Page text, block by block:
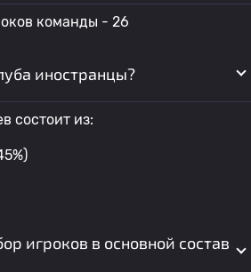
команды - 26
иностранцы?
состоит из:
игроков в основной состав